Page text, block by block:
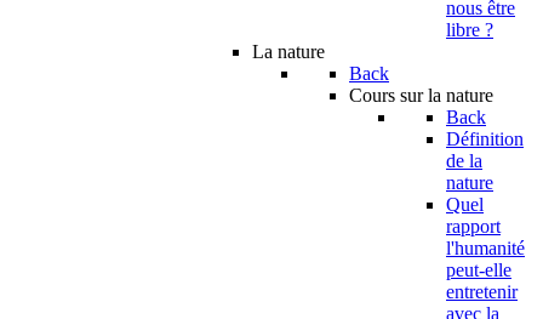
nous être
libre ?
La nature
Back
Cours sur la nature
Back
Définition
de la
nature
Quel
rapport
l'humanité
peut-elle
entretenir
avec la